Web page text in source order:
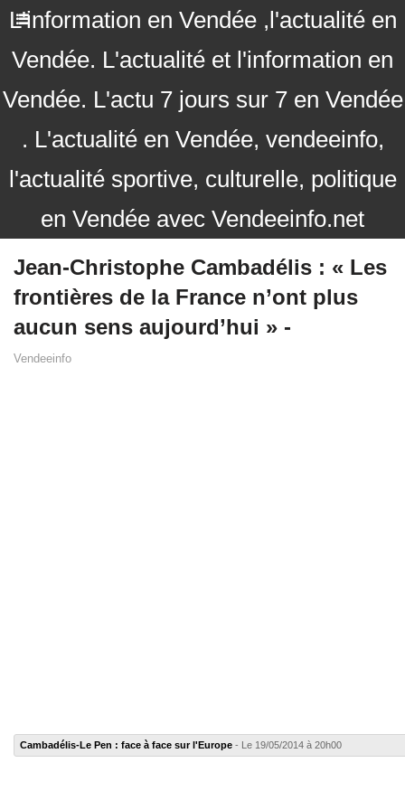
L'information en Vendée ,l'actualité en
Vendée. L'actualité et l'information en
Vendée. L'actu 7 jours sur 7 en Vendée
. L'actualité en Vendée, vendeeinfo,
l'actualité sportive, culturelle, politique
en Vendée avec Vendeeinfo.net
Jean-Christophe Cambadélis : « Les
frontières de la France n’ont plus
aucun sens aujourd’hui » -
Vendeeinfo
Cambadélis-Le Pen : face à face sur l'Europe - Le 19/05/2014 à 20h00